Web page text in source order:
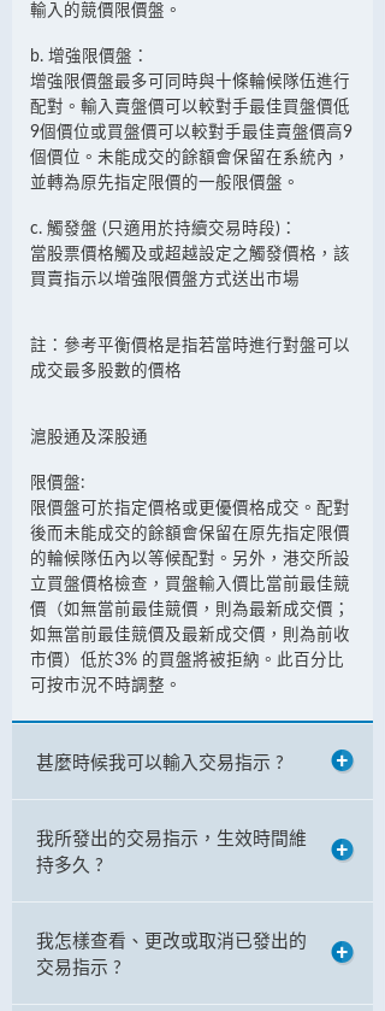
輸入的競價限價盤。
b. 增強限價盤：
增強限價盤最多可同時與十條輪候隊伍進行
配對。輸入賣盤價可以較對手最佳買盤價低
9個價位或買盤價可以較對手最佳賣盤價高9
個價位。未能成交的餘額會保留在系統內，
並轉為原先指定限價的一般限價盤。
c. 觸發盤 (只適用於持續交易時段)：
當股票價格觸及或超越設定之觸發價格，該
買賣指示以增強限價盤方式送出市場
註：參考平衡價格是指若當時進行對盤可以
成交最多股數的價格
滬股通及深股通
限價盤:
限價盤可於指定價格或更優價格成交。配對
後而未能成交的餘額會保留在原先指定限價
的輪候隊伍內以等候配對。另外，港交所設
立買盤價格檢查，買盤輸入價比當前最佳競
價（如無當前最佳競價，則為最新成交價；
如無當前最佳競價及最新成交價，則為前收
市價）低於3% 的買盤將被拒納。此百分比
可按市況不時調整。
甚麼時候我可以輸入交易指示 ?
我所發出的交易指示，生效時間維
持多久 ?
我怎樣查看、更改或取消已發出的
交易指示 ?